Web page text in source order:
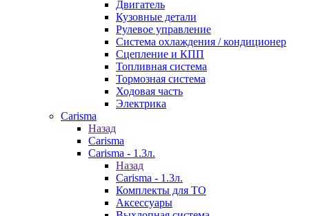
Двигатель
Кузовные детали
Рулевое управление
Система охлаждения / кондиционер
Сцепление и КПП
Топливная система
Тормозная система
Ходовая часть
Электрика
Carisma
Назад
Carisma
Carisma - 1.3л.
Назад
Carisma - 1.3л.
Комплекты для ТО
Аксессуары